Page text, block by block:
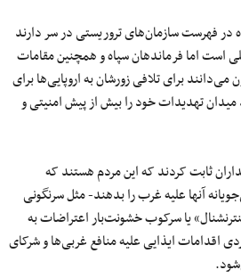
در فهرست سازمان‌های تروریستی در سر دارند
است اما فرماندهان سپاه و همچنین مقامات
برای تلافی زورشان به اروپایی‌ها برای
تهدیدات خود را بیش از پیش امنیتی و
ثابت کردند که این مردم هستند که
آنها علیه غرب را بدهند- مثل سرنگونی
یا سرکوب خشونت‌بار اعتراضات به
اقدامات ایذایی علیه منافع غربی‌ها و شرکای